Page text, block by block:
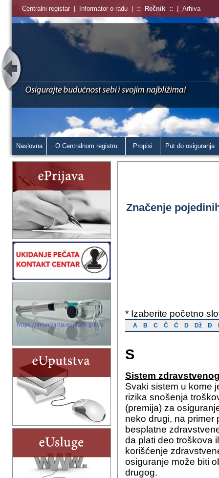
Centralni registar Informator o radu :: Rečnik :: Arhiva
Naslovna O Centralnom registru Propisi Put do osiguranja
Značenje
* Izaberite početno
A B C Č Ć D Dž Đ
S
Sistem
Svaki sistem u kome
rizika snošenja
(premija) za
neko drugi, na primer
besplatne
da plati deo troškova
korišćenje
osiguranje može biti
drugog.